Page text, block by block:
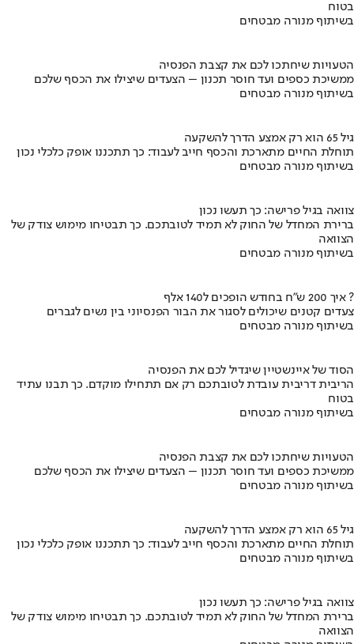
בטוח
בשיתוף מנורה מבטחים
הטעויות שיחתכו לכם את קצבת הפנסיה
ממשיכת כספים ועד חוסר תכנון – הצעדים שיצילו את הכסף שלכם
בשיתוף מנורה מבטחים
גיל 65 הוא רק אמצע הדרך להשקעה
תוחלת החיים מתארכת והכסף חייב לעבוד: כך תתכננו אופק כלכלי נכון
בשיתוף מנורה מבטחים
צוואה בגיל פרישה: כך תעשו נכון
ברירת המחדל של החוק לא תמיד לטובתכם. כך תבטיחו מימוש צודק של
הצוואה
בשיתוף מנורה מבטחים
איך 200 ש"ח בחודש הופכים ל140 אלף ?
צעדים קטנים שיכולים לסגור את הבור הפנסיוני בין נשים לגברים
בשיתוף מנורה מבטחים
הסוד של איינשטיין שיגדיל לכם את הפנסיה
הריבית דריבית עובדת לטובתכם רק אם תתחילו מוקדם. כך תבנו עתיד
בטוח
בשיתוף מנורה מבטחים
הטעויות שיחתכו לכם את קצבת הפנסיה
ממשיכת כספים ועד חוסר תכנון – הצעדים שיצילו את הכסף שלכם
בשיתוף מנורה מבטחים
גיל 65 הוא רק אמצע הדרך להשקעה
תוחלת החיים מתארכת והכסף חייב לעבוד: כך תתכננו אופק כלכלי נכון
בשיתוף מנורה מבטחים
צוואה בגיל פרישה: כך תעשו נכון
ברירת המחדל של החוק לא תמיד לטובתכם. כך תבטיחו מימוש צודק של
הצוואה